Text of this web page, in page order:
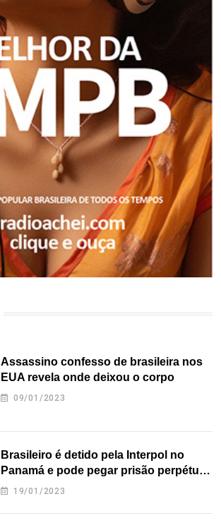
Assassino confesso de brasileira nos
EUA revela onde deixou o corpo
09/01/2023
Brasileiro é detido pela Interpol no
Panamá e pode pegar prisão perpétua
nos EUA
19/01/2023